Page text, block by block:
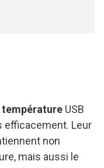
température USB
efficacement. Leur
non
mais aussi le